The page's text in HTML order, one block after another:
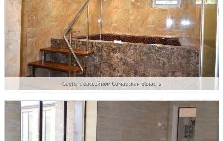
Сауна с бассейном Самарская область